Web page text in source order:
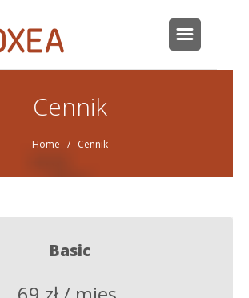
Cennik
Home / Cennik
Basic